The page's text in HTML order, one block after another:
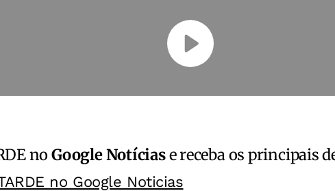
noGoogle Notíciase receba os principais
no Google Noticias